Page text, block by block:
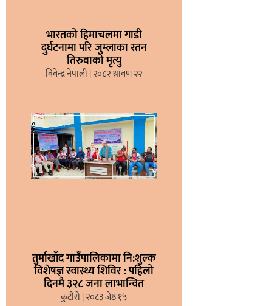
भारतको हिमाचलमा गाडी
दुर्घटनामा परि जुम्लाका रतन
तिरुवाको मृत्यु
विवेन्द्र नेपाली २०८२ श्रावण २२
तुर्माखाँद गाउँपालिकामा नि:शुल्क
विशेषज्ञ स्वास्थ्य शिविर : पहिलो
दिनमै ३२८ जना लाभान्वित
कुटीरो २०८३ जेष्ठ १५